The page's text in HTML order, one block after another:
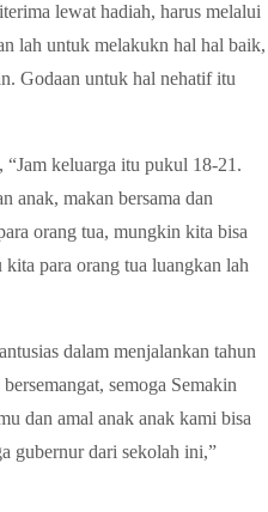
lewat hadiah, harus melalui
lah untuk melakukn hal hal baik,
Godaan untuk hal nehatif itu
“Jam keluarga itu pukul 18-21.
anak, makan bersama dan
orang tua, mungkin kita bisa
para orang tua luangkan lah
dalam menjalankan tahun
semoga Semakin
dan amal anak anak kami bisa
gubernur dari sekolah ini,”